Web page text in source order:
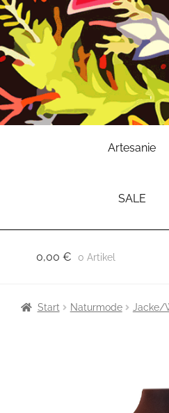
Artesanie
SALE
0,00 € 0 Artikel
Start Naturmode Jacke/